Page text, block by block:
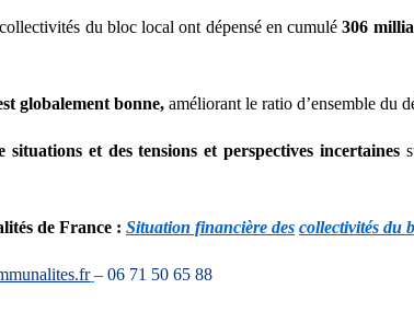
du bloc local ont dépensé en cumulé306
globalement bonne, améliorant le ratio d’ensemble du
et des tensions et perspectives incertaines
de France : Situation financière des collectivités du
– 06 71 50 65 88